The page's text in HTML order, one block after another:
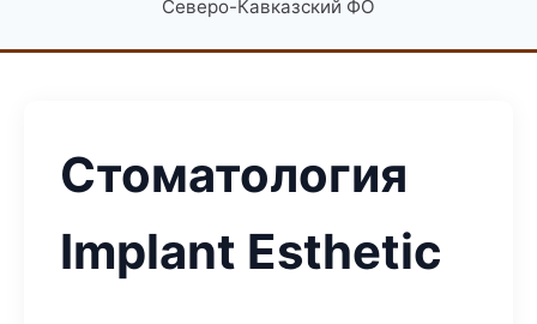
Северо-Кавказский ФО
Стоматология
Implant Esthetic